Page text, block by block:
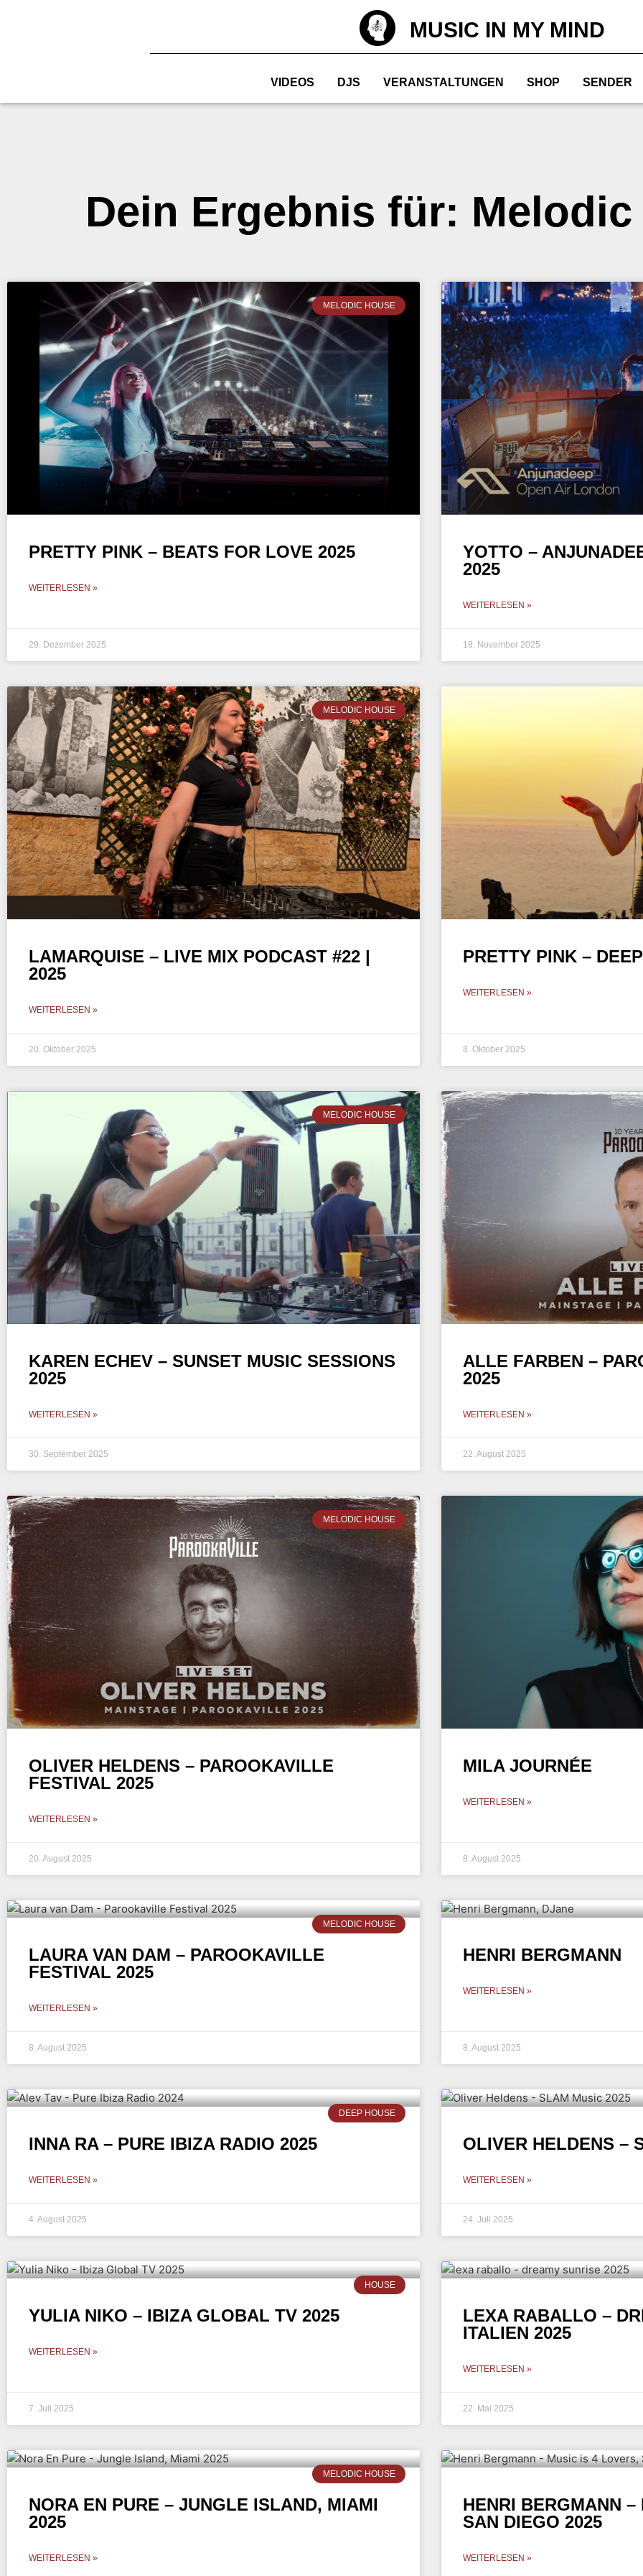
MUSIC IN MY MIND
VIDEOS DJS VERANSTALTUNGEN SHOP SENDER
Dein Ergebnis für: Melodic
MELODIC HOUSE
PRETTY PINK – BEATS FOR LOVE 2025
WEITERLESEN »
29. Dezember 2025
YOTTO –
2025
WEITERLESEN »
18. November 2025
MELODIC HOUSE
LAMARQUISE – LIVE MIX PODCAST #22 |
2025
WEITERLESEN »
20. Oktober 2025
PRETTY PINK –
WEITERLESEN »
8. Oktober 2025
MELODIC HOUSE
KAREN ECHEV – SUNSET MUSIC SESSIONS
2025
WEITERLESEN »
30. September 2025
ALLE FARBEN –
2025
WEITERLESEN »
22. August 2025
MELODIC HOUSE
OLIVER HELDENS – PAROOKAVILLE
FESTIVAL 2025
WEITERLESEN »
20. August 2025
MILA JOURNÉE
WEITERLESEN »
8. August 2025
MELODIC HOUSE
LAURA VAN DAM – PAROOKAVILLE
FESTIVAL 2025
WEITERLESEN »
8. August 2025
HENRI BERGMANN
WEITERLESEN »
8. August 2025
DEEP HOUSE
INNA RA – PURE IBIZA RADIO 2025
WEITERLESEN »
4. August 2025
OLIVER HELDENS –
WEITERLESEN »
24. Juli 2025
HOUSE
YULIA NIKO – IBIZA GLOBAL TV 2025
WEITERLESEN »
7. Juli 2025
LEXA RABALLO –
ITALIEN 2025
WEITERLESEN »
22. Mai 2025
MELODIC HOUSE
NORA EN PURE – JUNGLE ISLAND, MIAMI
2025
WEITERLESEN »
HENRI BERGMANN
SAN DIEGO 2025
WEITERLESEN »